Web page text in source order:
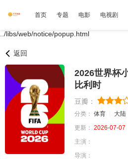
首页 专题 电影 电视剧
../libs/web/notice/popup.html
返回
2026世界杯
比利时
豆瓣：
分类： 体育 大陆
更新： 2026-07-07
主演：
导演：